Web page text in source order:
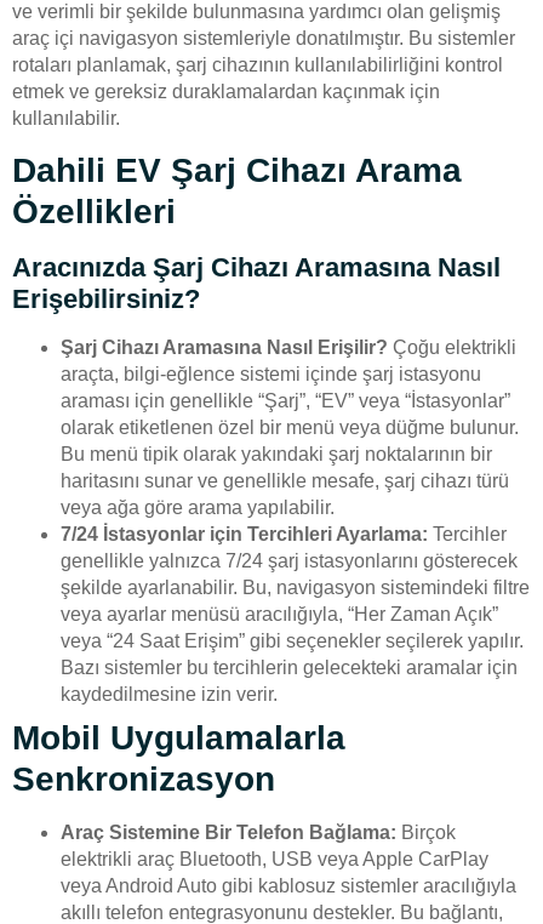
ve verimli bir şekilde bulunmasına yardımcı olan gelişmiş
araç içi navigasyon sistemleriyle donatılmıştır. Bu sistemler
rotaları planlamak, şarj cihazının kullanılabilirliğini kontrol
etmek ve gereksiz duraklamalardan kaçınmak için
kullanılabilir.
Dahili EV Şarj Cihazı Arama
Özellikleri
Aracınızda Şarj Cihazı Aramasına Nasıl
Erişebilirsiniz?
Şarj Cihazı Aramasına Nasıl Erişilir? Çoğu elektrikli
araçta, bilgi-eğlence sistemi içinde şarj istasyonu
araması için genellikle “Şarj”, “EV” veya “İstasyonlar”
olarak etiketlenen özel bir menü veya düğme bulunur.
Bu menü tipik olarak yakındaki şarj noktalarının bir
haritasını sunar ve genellikle mesafe, şarj cihazı türü
veya ağa göre arama yapılabilir.
7/24 İstasyonlar için Tercihleri Ayarlama: Tercihler
genellikle yalnızca 7/24 şarj istasyonlarını gösterecek
şekilde ayarlanabilir. Bu, navigasyon sistemindeki filtre
veya ayarlar menüsü aracılığıyla, “Her Zaman Açık”
veya “24 Saat Erişim” gibi seçenekler seçilerek yapılır.
Bazı sistemler bu tercihlerin gelecekteki aramalar için
kaydedilmesine izin verir.
Mobil Uygulamalarla
Senkronizasyon
Araç Sistemine Bir Telefon Bağlama: Birçok
elektrikli araç Bluetooth, USB veya Apple CarPlay
veya Android Auto gibi kablosuz sistemler aracılığıyla
akıllı telefon entegrasyonunu destekler. Bu bağlantı,